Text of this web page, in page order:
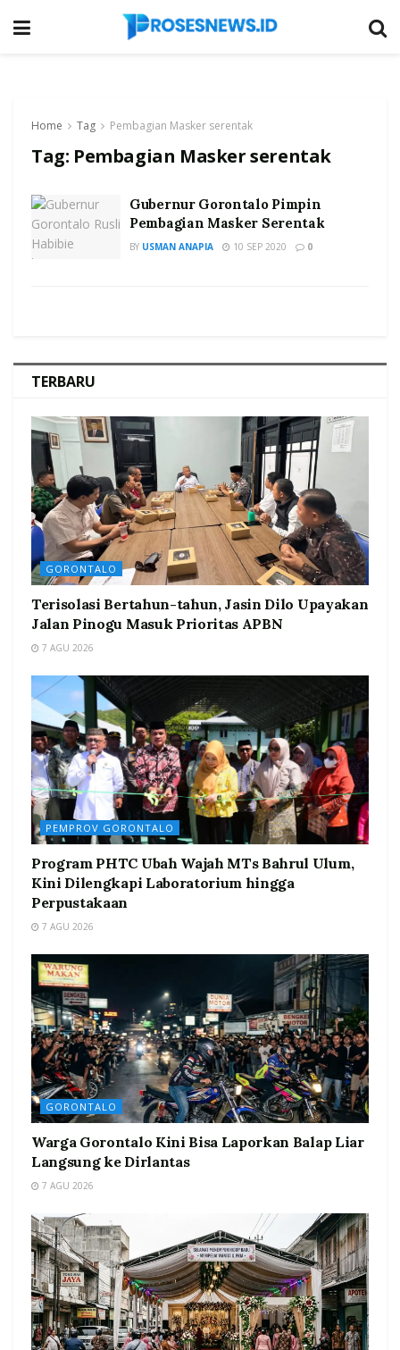
Home Tag Pembagian Masker serentak
Tag: Pembagian Masker serentak
Gubernur Gorontalo Pimpin
Pembagian Masker Serentak
BY USMAN ANAPIA 10 SEP 2020 0
TERBARU
GORONTALO
Terisolasi Bertahun-tahun, Jasin Dilo Upayakan
Jalan Pinogu Masuk Prioritas APBN
7 AGU 2026
PEMPROV GORONTALO
Program PHTC Ubah Wajah MTs Bahrul Ulum,
Kini Dilengkapi Laboratorium hingga
Perpustakaan
7 AGU 2026
GORONTALO
Warga Gorontalo Kini Bisa Laporkan Balap Liar
Langsung ke Dirlantas
7 AGU 2026